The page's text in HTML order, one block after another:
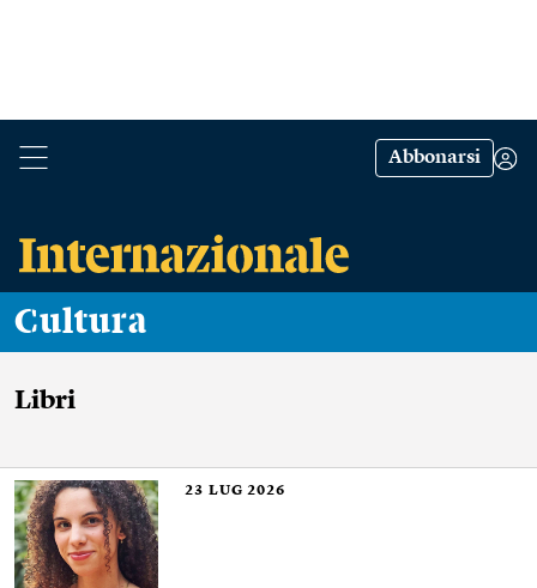
Abbonarsi
Cultura
Libri
23 LUG 2026